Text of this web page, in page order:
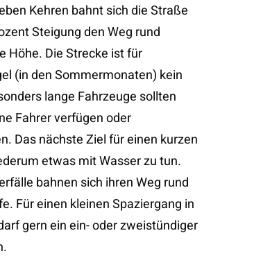
Kehren bahnt sich die Straße
Steigung den Weg rund
Höhe. Die Strecke ist für
(in den Sommermonaten) kein
lange Fahrzeuge sollten
Fahrer verfügen oder
Das nächste Ziel für einen kurzen
etwas mit Wasser zu tun.
bahnen sich ihren Weg rund
Für einen kleinen Spaziergang in
gern ein ein- oder zweistündiger